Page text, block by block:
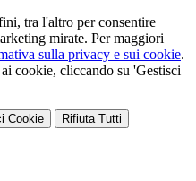
tra l'altro per consentire
mirate. Per maggiori
sulla privacy e sui cookie.
cookie, cliccando su 'Gestisci
Cookie Rifiuta Tutti